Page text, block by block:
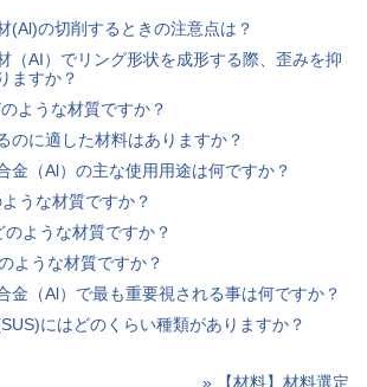
(Al)の切削するときの注意点は？
（AI）でリング形状を成形する際、歪みを抑
ますか？
ような材質ですか？
のに適した材料はありますか？
金（Al）の主な使用用途は何ですか？
うな材質ですか？
のような材質ですか？
ような材質ですか？
金（Al）で最も重要視される事は何ですか？
にはどのくらい種類がありますか？
» 【材料】材料選定